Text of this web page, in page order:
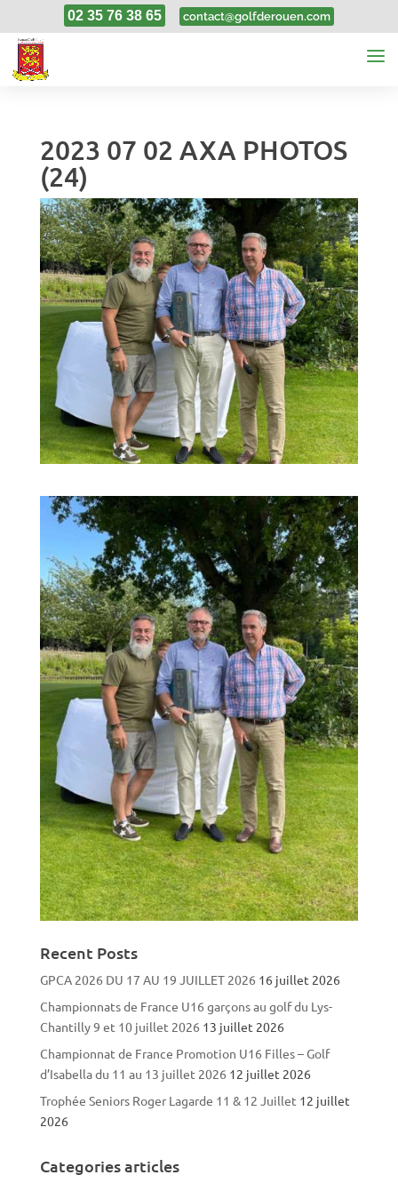
02 35 76 38 65 contact@golfderouen.com
2023 07 02 AXA PHOTOS
(24)
3, Juil, 2023
Recent Posts
GPCA 2026 DU 17 AU 19 JUILLET 2026 16 juillet 2026
Championnats de France U16 garçons au golf du Lys-
Chantilly 9 et 10 juillet 2026 13 juillet 2026
Championnat de France Promotion U16 Filles – Golf
d’Isabella du 11 au 13 juillet 2026 12 juillet 2026
Trophée Seniors Roger Lagarde 11 & 12 Juillet 12 juillet
2026
Categories articles